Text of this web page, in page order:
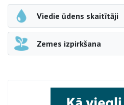
Viedie ūdens skaitītāji
Zemes izpirkšana